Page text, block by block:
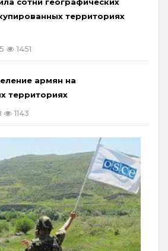
сотни географических
территориях
1451
армян на
территориях
1143